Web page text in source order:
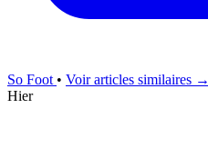
So Foot • Voir articles similaires →
Hier